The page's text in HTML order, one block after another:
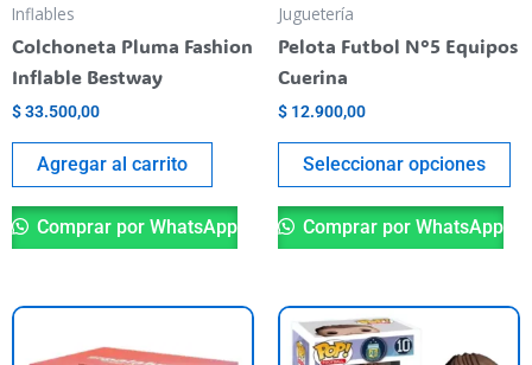
Inflables
Colchoneta Pluma Fashion
Inflable Bestway
$33.500,00
Agregar al carrito
Comprar por WhatsApp
Juguetería
Pelota Futbol N°5 Equipos
Cuerina
$ 12.900,00
Seleccionar opciones
Comprar por WhatsApp